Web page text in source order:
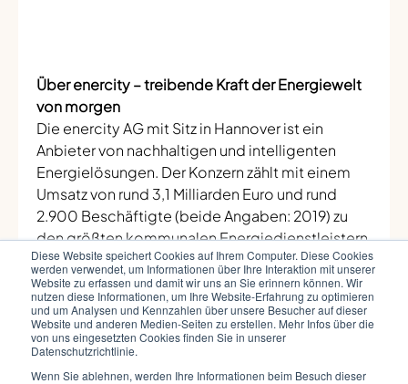
Diese Website speichert Cookies auf Ihrem Computer. Diese Cookies
werden verwendet, um Informationen über Ihre Interaktion mit unserer
Website zu erfassen und damit wir uns an Sie erinnern können. Wir
nutzen diese Informationen, um Ihre Website-Erfahrung zu optimieren
und um Analysen und Kennzahlen über unsere Besucher auf dieser
Website und anderen Medien-Seiten zu erstellen. Mehr Infos über die
von uns eingesetzten Cookies finden Sie in unserer
Datenschutzrichtlinie.
Wenn Sie ablehnen, werden Ihre Informationen beim Besuch dieser
Über enercity – treibende Kraft der Energiewelt
von morgen
Die enercity AG mit Sitz in Hannover ist ein
Anbieter von nachhaltigen und intelligenten
Energielösungen. Der Konzern zählt mit einem
Umsatz von rund 3,1 Milliarden Euro und rund
2.900 Beschäftigte (beide Angaben: 2019) zu
den größten kommunalen Energiedienstleistern
Deutschlands. Das Unternehmen versorgt rund
eine Million Menschen mit Strom, Wärme, Erdgas
und Trinkwasser. Darüber hinaus bietet enercity
energienahe Services rund um Elektromobilität,
Energieeffizienz, dezentrale Kundenlösungen,
Telekommunikation und smarte Infrastruktur.